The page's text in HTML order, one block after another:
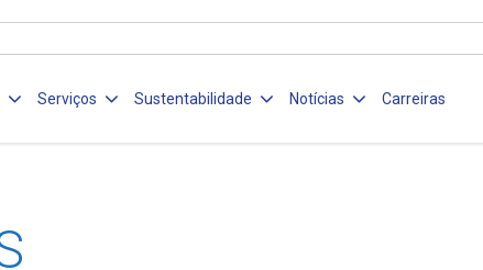
Serviços Sustentabilidade Notícias Carreiras